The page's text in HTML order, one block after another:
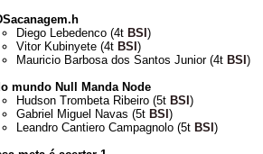
Diego Lebedenco (4t BSI )
Vitor Kubinyete (4t BSI )
Mauricio Barbosa dos Santos Junior (4t BSI )
mundo Null Manda Node
Hudson Trombeta Ribeiro (5t BSI )
Gabriel Miguel Navas (5t BSI )
Leandro Cantiero Campagnolo (5t BSI )